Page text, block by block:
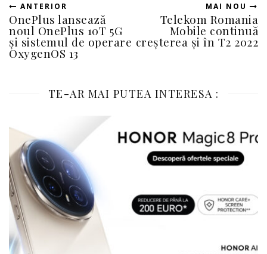
ANTERIOR
OnePlus lansează
noul OnePlus 10T 5G
și sistemul de operare
OxygenOS 13
MAI NOU
Telekom Romania
Mobile continuă
creșterea și în T2 2022
TE-AR MAI PUTEA INTERESA :